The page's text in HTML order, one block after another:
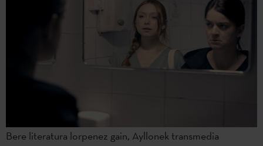
Bere literatura lorpenez gain, Ayllonek transmedia